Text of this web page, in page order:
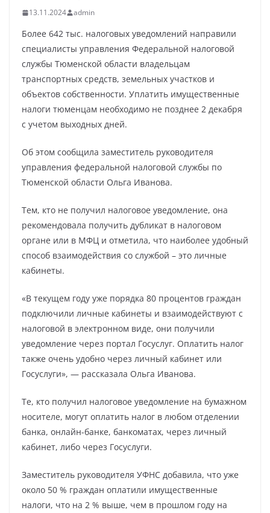
13.11.2024 admin
Более 642 тыс. налоговых уведомлений направили
специалисты управления Федеральной налоговой
службы Тюменской области владельцам
транспортных средств, земельных участков и
объектов собственности. Уплатить имущественные
налоги тюменцам необходимо не позднее 2 декабря
с учетом выходных дней.
Об этом сообщила заместитель руководителя
управления федеральной налоговой службы по
Тюменской области Ольга Иванова.
Тем, кто не получил налоговое уведомление, она
рекомендовала получить дубликат в налоговом
органе или в МФЦ и отметила, что наиболее удобный
способ взаимодействия со службой – это личные
кабинеты.
«В текущем году уже порядка 80 процентов граждан
подключили личные кабинеты и взаимодействуют с
налоговой в электронном виде, они получили
уведомление через портал Госуслуг. Оплатить налог
также очень удобно через личный кабинет или
Госуслуги», — рассказала Ольга Иванова.
Те, кто получил налоговое уведомление на бумажном
носителе, могут оплатить налог в любом отделении
банка, онлайн-банке, банкоматах, через личный
кабинет, либо через Госуслуги.
Заместитель руководителя УФНС добавила, что уже
около 50 % граждан оплатили имущественные
налоги, что на 2 % выше, чем в прошлом году на